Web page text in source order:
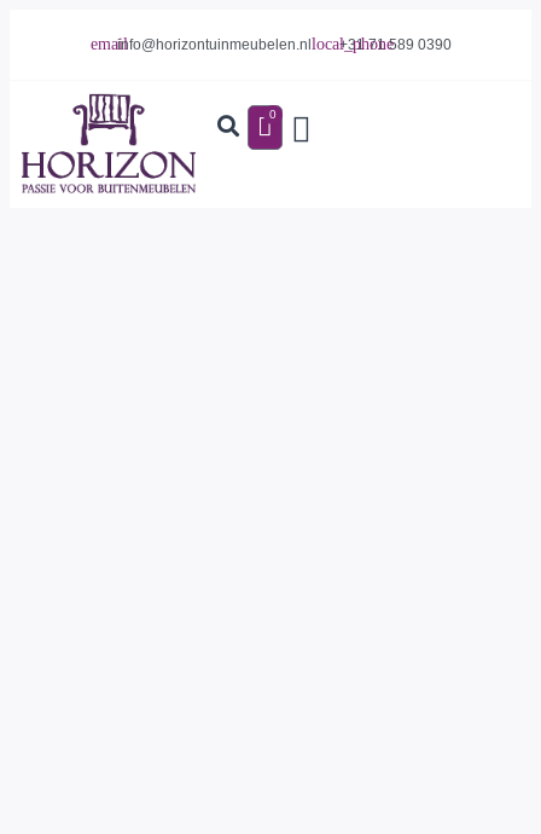
info@horizontuinmeubelen.nl +31 71 589 0390
0